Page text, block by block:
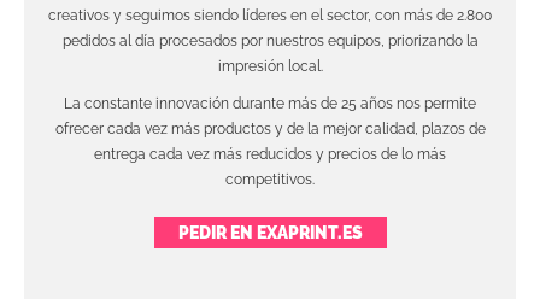
creativos y seguimos siendo líderes en el sector, con más de 2.800
pedidos al día procesados por nuestros equipos, priorizando la
impresión local.
La constante innovación durante más de 25 años nos permite
ofrecer cada vez más productos y de la mejor calidad, plazos de
entrega cada vez más reducidos y precios de lo más
competitivos.
PEDIR EN EXAPRINT.ES